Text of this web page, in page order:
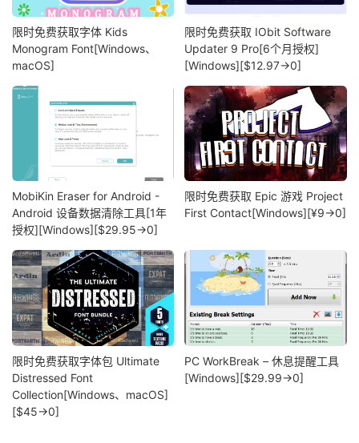
限时免费获取字体 Kids
Monogram Font[Windows、
macOS]
限时免费获取 IObit Software
Updater 9 Pro[6个月授权]
[Windows][$12.97→0]
MobiKin Eraser for Android -
Android 设备数据清除工具[1年
授权][Windows][$29.95→0]
限时免费获取 Epic 游戏 Project
First Contact[Windows][¥9→0]
限时免费获取字体包 Ultimate
Distressed Font
Collection[Windows、macOS]
[$45→0]
PC WorkBreak – 休息提醒工具
[Windows][$29.99→0]